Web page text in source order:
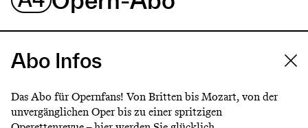
p
t
m
e
Abo Infos
Das Abo für Opernfans! Von Britten bis Mozart, von der
unvergänglichen Oper bis zu einer spritzigen